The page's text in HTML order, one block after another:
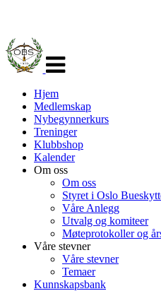
navigasjon
Hjem
Medlemskap
Nybegynnerkurs
Treninger
Klubbshop
Kalender
Om oss
Om oss
Styret i Oslo
Våre Anlegg
Utvalg og komiteer
Møteprotokoller og
Våre stevner
Våre stevner
Temaer
Kunnskapsbank